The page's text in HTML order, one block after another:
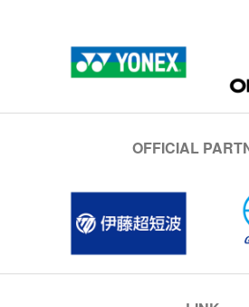
OFFICIAL